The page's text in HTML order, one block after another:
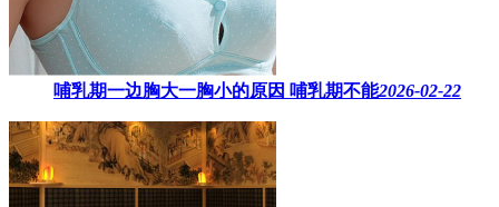
哺乳期一边胸大一胸小的原因​ 哺乳期不能2026-02-22